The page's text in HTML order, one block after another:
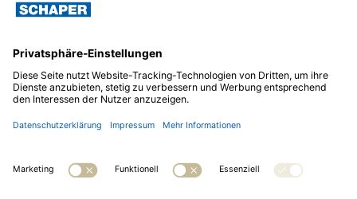
Energetische Sanierung
Renovierung
© 2026Albert Schaper Hoch- und Ingenieurbau GmbH
05121 81072